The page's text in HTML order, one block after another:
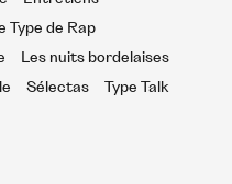
Type de Rap
Les nuits bordelaises
Sélectas Type Talk